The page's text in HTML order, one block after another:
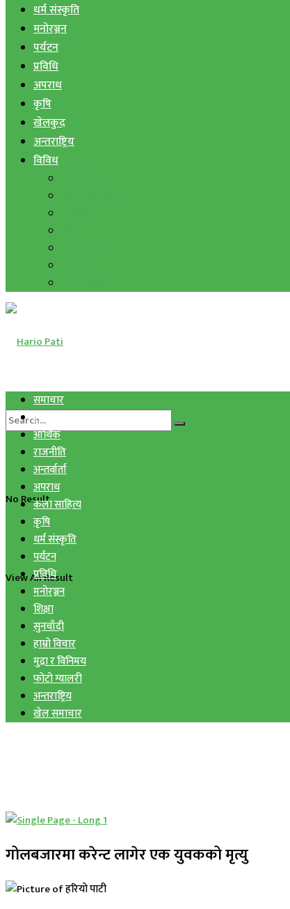
धर्म संस्कृति
मनोरञ्जन
पर्यटन
प्रविधि
अपराध
कृषि
खेलकुद
अन्तराष्ट्रिय
विविध
No Result
View All Result
समाचार
स्वास्थ्य
आर्थिक
राजनीति
अन्तर्वार्ता
अपराध
कला साहित्य
कृषि
धर्म संस्कृति
पर्यटन
प्रविधि
मनोरञ्जन
शिक्षा
सुनचाँदी
हाम्रो विचार
मुद्रा र विनिमय
फोटो ग्यालरी
अन्तराष्ट्रिय
खेल समाचार
गोलबजारमा करेन्ट लागेर एक युवकको मृत्यु